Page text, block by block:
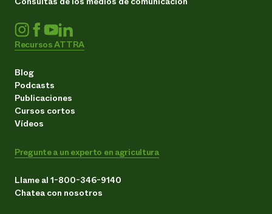
Recursos ATTRA
Blog
Podcasts
Publicaciones
Cursos cortos
Vídeos
Pregunte a un experto en agricultura
Llame al 1-800-346-9140
Chatea con nosotros